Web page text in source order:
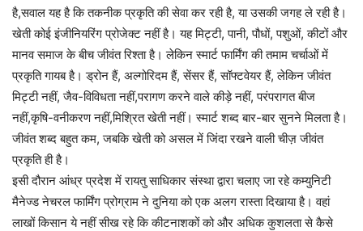
है,सवाल यह है कि तकनीक प्रकृति की सेवा कर रही है, या उसकी जगह ले रही है।
खेती कोई इंजीनियरिंग प्रोजेक्ट नहीं है। यह मिट्टी, पानी, पौधों, पशुओं, कीटों और
मानव समाज के बीच जीवंत रिश्ता है। लेकिन स्मार्ट फार्मिंग की तमाम चर्चाओं में
प्रकृति गायब है। ड्रोन हैं, अल्गोरिदम हैं, सेंसर हैं, सॉफ्टवेयर हैं, लेकिन जीवंत
मिट्टी नहीं, जैव-विविधता नहीं,परागण करने वाले कीड़े नहीं, परंपरागत बीज
नहीं,कृषि-वनीकरण नहीं,मिश्रित खेती नहीं। स्मार्ट शब्द बार-बार सुनने मिलता है।
जीवंत शब्द बहुत कम, जबकि खेती को असल में जिंदा रखने वाली चीज़ जीवंत
प्रकृति ही है।
इसी दौरान आंध्र प्रदेश में रायतु साधिकार संस्था द्वारा चलाए जा रहे कम्युनिटी
मैनेज्ड नेचरल फार्मिंग प्रोग्राम ने दुनिया को एक अलग रास्ता दिखाया है। वहां
लाखों किसान ये नहीं सीख रहे कि कीटनाशकों को और अधिक कुशलता से कैसे